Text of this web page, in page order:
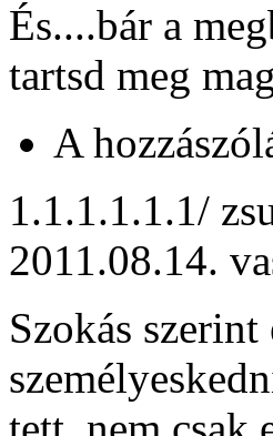
És....bár a
tartsd meg
A
1.1.1.1.1.1/
2011.08.14.
Szokás